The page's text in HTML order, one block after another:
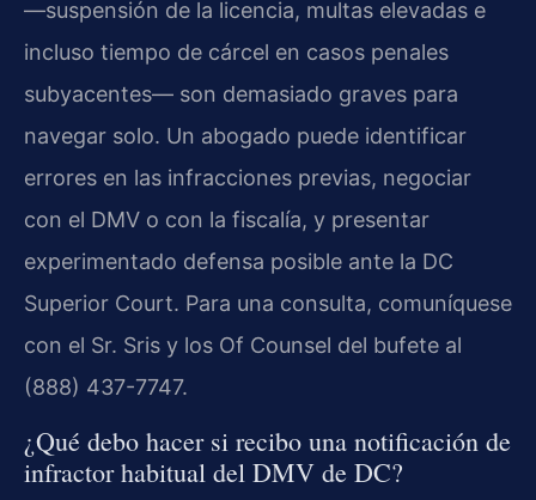
—suspensión de la licencia, multas elevadas e
incluso tiempo de cárcel en casos penales
subyacentes— son demasiado graves para
navegar solo. Un abogado puede identificar
errores en las infracciones previas, negociar
con el DMV o con la fiscalía, y presentar
experimentado defensa posible ante la DC
Superior Court. Para una consulta, comuníquese
con el Sr. Sris y los Of Counsel del bufete al
(888) 437-7747.
¿Qué debo hacer si recibo una notificación de
infractor habitual del DMV de DC?